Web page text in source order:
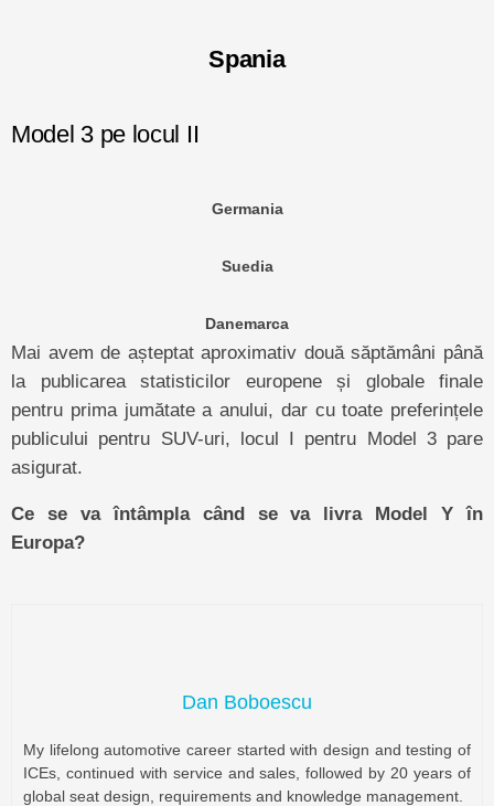
Spania
Model 3 pe locul II
Germania
Suedia
Danemarca
Mai avem de așteptat aproximativ două săptămâni până
la publicarea statisticilor europene și globale finale
pentru prima jumătate a anului, dar cu toate preferințele
publicului pentru SUV-uri, locul I pentru Model 3 pare
asigurat.
Ce se va întâmpla când se va livra Model Y în
Europa?
Dan Boboescu
My lifelong automotive career started with design and testing of
ICEs, continued with service and sales, followed by 20 years of
global seat design, requirements and knowledge management.